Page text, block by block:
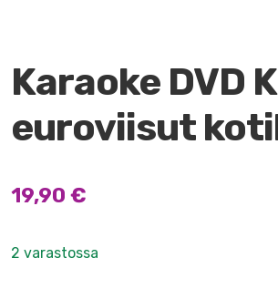
Karaoke DVD
euroviisut
19,90 €
2 varastossa